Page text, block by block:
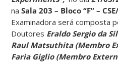
naSala 203 – Bloco “F” –
Examinadora será composta
Doutores Eraldo Sergio da
Raul Matsuthita (Membro
Faria Giglio (Membro